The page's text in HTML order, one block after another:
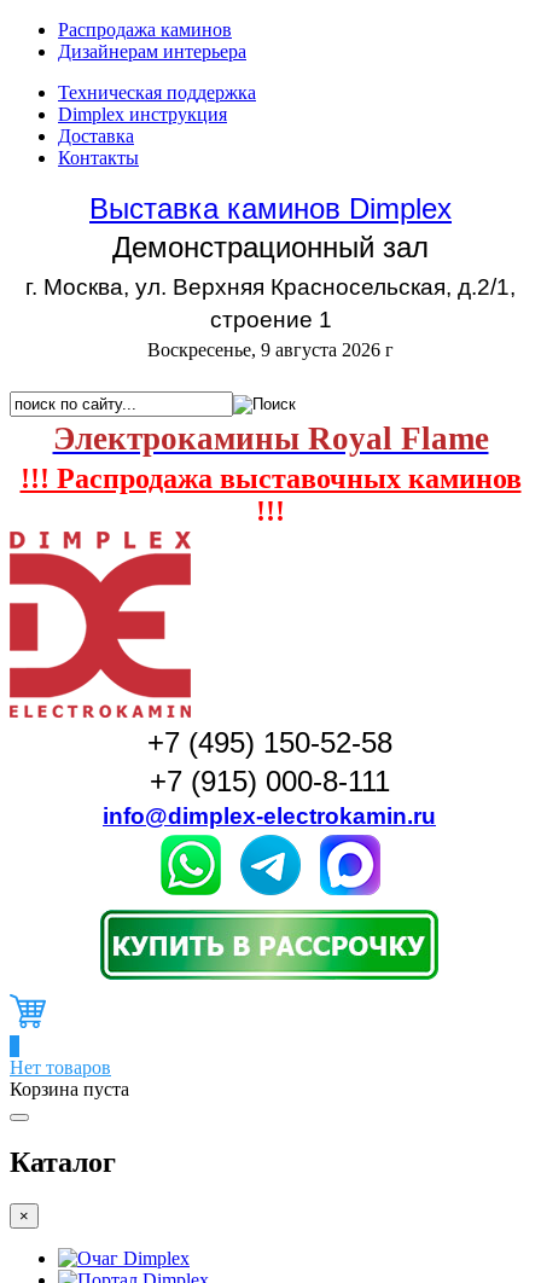
Распродажа каминов
Дизайнерам интерьера
Техническая поддержка
Dimplex инструкция
Доставка
Контакты
Выставка каминов Dimplex
Демонстрационный зал
г. Москва, ул. Верхняя Красносельская, д.2/1,
строение 1
Воскресенье, 9 августа 2026 г
Электрокамины Royal Flame
!!! Распродажа выставочных каминов
!!!
+7 (495) 150-52-58
+7 (915) 000-8-111
info@dimplex-electrokamin.ru
Нет товаров
Корзина пуста
Каталог
×
Очаг Dimplex